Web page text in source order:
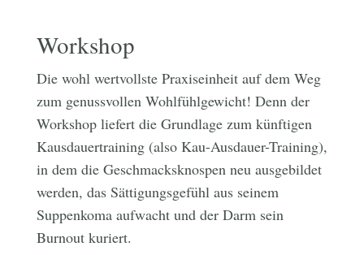
Workshop
Die wohl wertvollste Praxiseinheit auf dem Weg
zum genussvollen Wohlfühlgewicht! Denn der
Workshop liefert die Grundlage zum künftigen
Kausdauertraining (also Kau-Ausdauer-Training),
in dem die Geschmacksknospen neu ausgebildet
werden, das Sättigungsgefühl aus seinem
Suppenkoma aufwacht und der Darm sein
Burnout kuriert.